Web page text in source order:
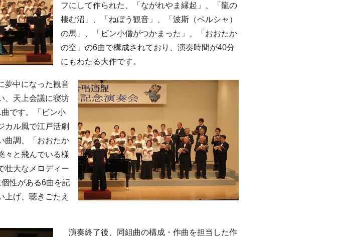
フにして作られた、「ながれやま縁起」、「龍の
棲む沼」、「ねぼう観音」、「波斯（ペルシャ）
の馬」、「ビン小僧がつかまった」、「おおたか
の空」の6曲で構成されており、演奏時間が40分
にもわたる大作です。
夢中になった観音
、天上会議に寝坊
です。「ビン小
カル風で江戸活劇
曲調、「おおたか
々と飛んでいる様
壮大なメロディー
性がある6曲を記
上げ、聴きごたえ
演奏終了後、同組曲の構成・作曲を担当した作